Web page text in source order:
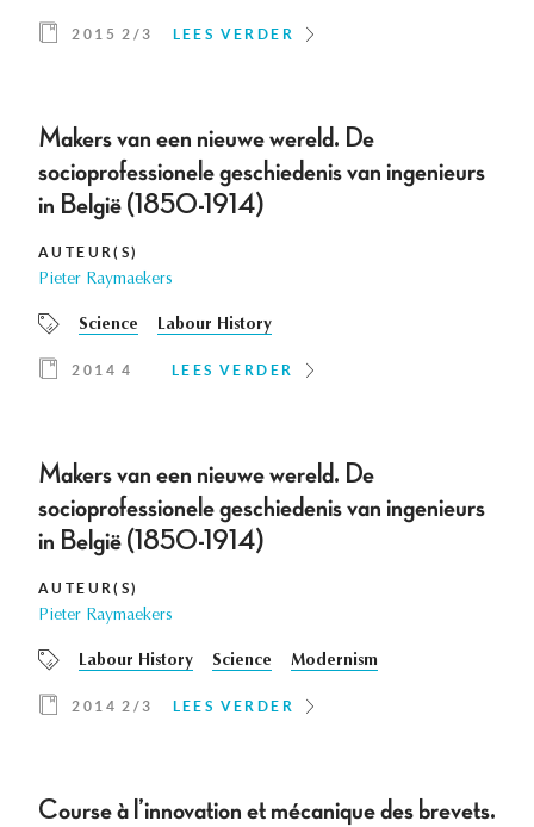
2015 2/3 LEES VERDER
Makers van een nieuwe wereld. De
socioprofessionele geschiedenis van ingenieurs
in België (1850-1914)
AUTEUR(S)
Pieter Raymaekers
Science Labour History
2014 4 LEES VERDER
Makers van een nieuwe wereld. De
socioprofessionele geschiedenis van ingenieurs
in België (1850-1914)
AUTEUR(S)
Pieter Raymaekers
Labour History Science Modernism
2014 2/3 LEES VERDER
Course à l’innovation et mécanique des brevets.